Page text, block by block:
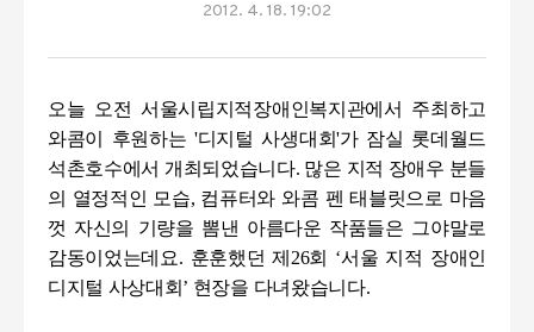
2012. 4. 18. 19:02
오늘 오전 서울시립지적장애인복지관에서 주최하고
와콤이 후원하는 '디지털 사생대회'가 잠실 롯데월드
석촌호수에서 개최되었습니다. 많은 지적 장애우 분들
의 열정적인 모습, 컴퓨터와 와콤 펜 태블릿으로 마음
껏 자신의 기량을 뽐낸 아름다운 작품들은 그야말로
감동이었는데요. 훈훈했던 제 26회
‘서울 지적 장애인
디지털 사상대회’ 현장을 다녀왔습니다.